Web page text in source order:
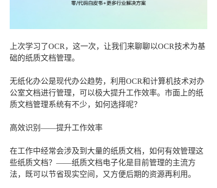
上次学习了OCR，这一次，让我们来聊聊以OCR技术为基
础的纸质文档管理。
无纸化办公是现代办公趋势，利用OCR和计算机技术对办
公室文档进行管理，可以极大提升工作效率。市面上的纸
质文档管理系统有不少，如何选择呢？
高效识别——提升工作效率
在工作中经常会涉及到大量的纸质文档，如何有效管理这
些纸质文档？——纸质文档电子化是目前管理的主流方
法，既可以节省现实空间，又方便后期的资源再利用。